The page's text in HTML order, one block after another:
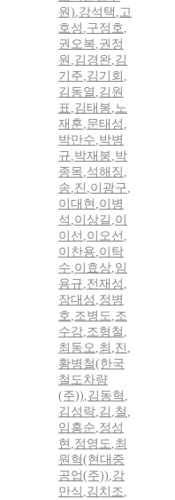
원),강석택 ,고
호성 ,구정호,
권오복,권정
원 ,김경완,김
기주,김기회 ,
김동열 ,김원
표,김태봉,노
재훈,문태성 ,
박만수,박병
규,박재붕,박
종목,석해징 ,
송,진 ,이광구,
이대현 ,이병
석 ,이상길 ,이
이선 ,이오선 ,
이찬용,이탁
수,이효상,임
용규,전재성 ,
장대성 ,정병
호,조병도,조
수강,조형철 ,
최동오,최 ,진 ,
황병철(한국
철도차량
(주)),김동혁 ,
김성락,김 ,철 ,
임흥순,정성
현 ,정영도,최
원혁(현대중
공업(주)),강
만식 ,김치조,